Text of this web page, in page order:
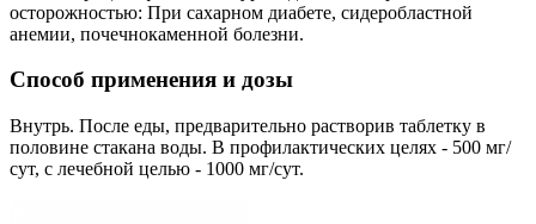
осторожностью: При сахарном диабете, сидеробластной
анемии, почечнокаменной болезни.
Способ применения и дозы
Внутрь. После еды, предварительно растворив таблетку в
половине стакана воды. В профилактических целях - 500 мг/
сут, с лечебной целью - 1000 мг/сут.